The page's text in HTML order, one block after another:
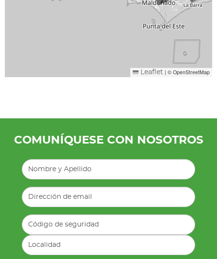
Leaflet | © OpenStreetMap
COMUNÍQUESE CON NOSOTROS